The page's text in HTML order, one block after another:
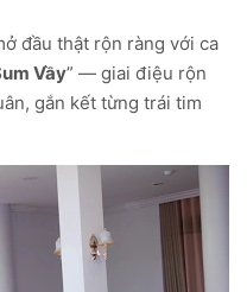
đầu thật rộn ràng với ca
Vầy” — giai điệu rộn
gắn kết từng trái tim